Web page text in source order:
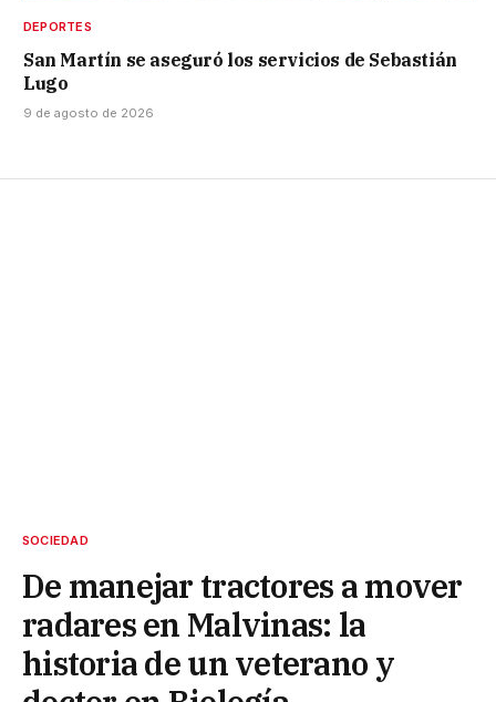
DEPORTES
San Martín se aseguró los servicios de Sebastián
Lugo
9 de agosto de 2026
SOCIEDAD
De manejar tractores a mover
radares en Malvinas: la
historia de un veterano y